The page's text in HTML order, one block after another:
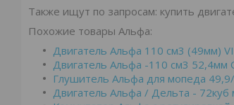
Также ищут по запросам: купить
Похожие товары Альфа:
Двигатель Альфа 110 см3 (49мм)
Двигатель Альфа -110 см3
Глушитель Альфа для мопеда
Двигатель Альфа / Дельта - 72куб